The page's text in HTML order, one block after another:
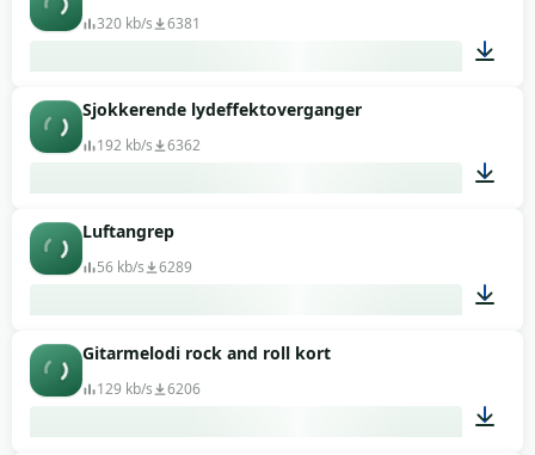
320 kb/s 6381
Sjokkerende lydeffektoverganger
192 kb/s 6362
Luftangrep
56 kb/s 6289
Gitarmelodi rock and roll kort
129 kb/s 6206